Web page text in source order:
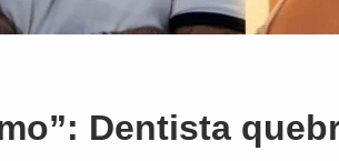
Dentista